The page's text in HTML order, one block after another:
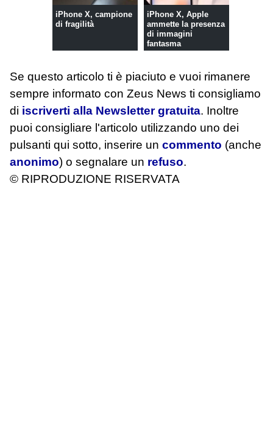
iPhone X, campione
di fragilità
iPhone X, Apple
ammette la presenza
di immagini
fantasma
Se questo articolo ti è piaciuto e vuoi rimanere
sempre informato con Zeus News ti consigliamo
di iscriverti alla Newsletter gratuita. Inoltre
puoi consigliare l'articolo utilizzando uno dei
pulsanti qui sotto, inserire un commento (anche
anonimo) o segnalare un refuso.
© RIPRODUZIONE RISERVATA